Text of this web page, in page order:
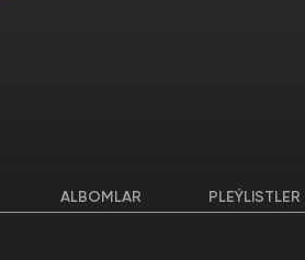
ALBOMLAR PLEÝLISTLER